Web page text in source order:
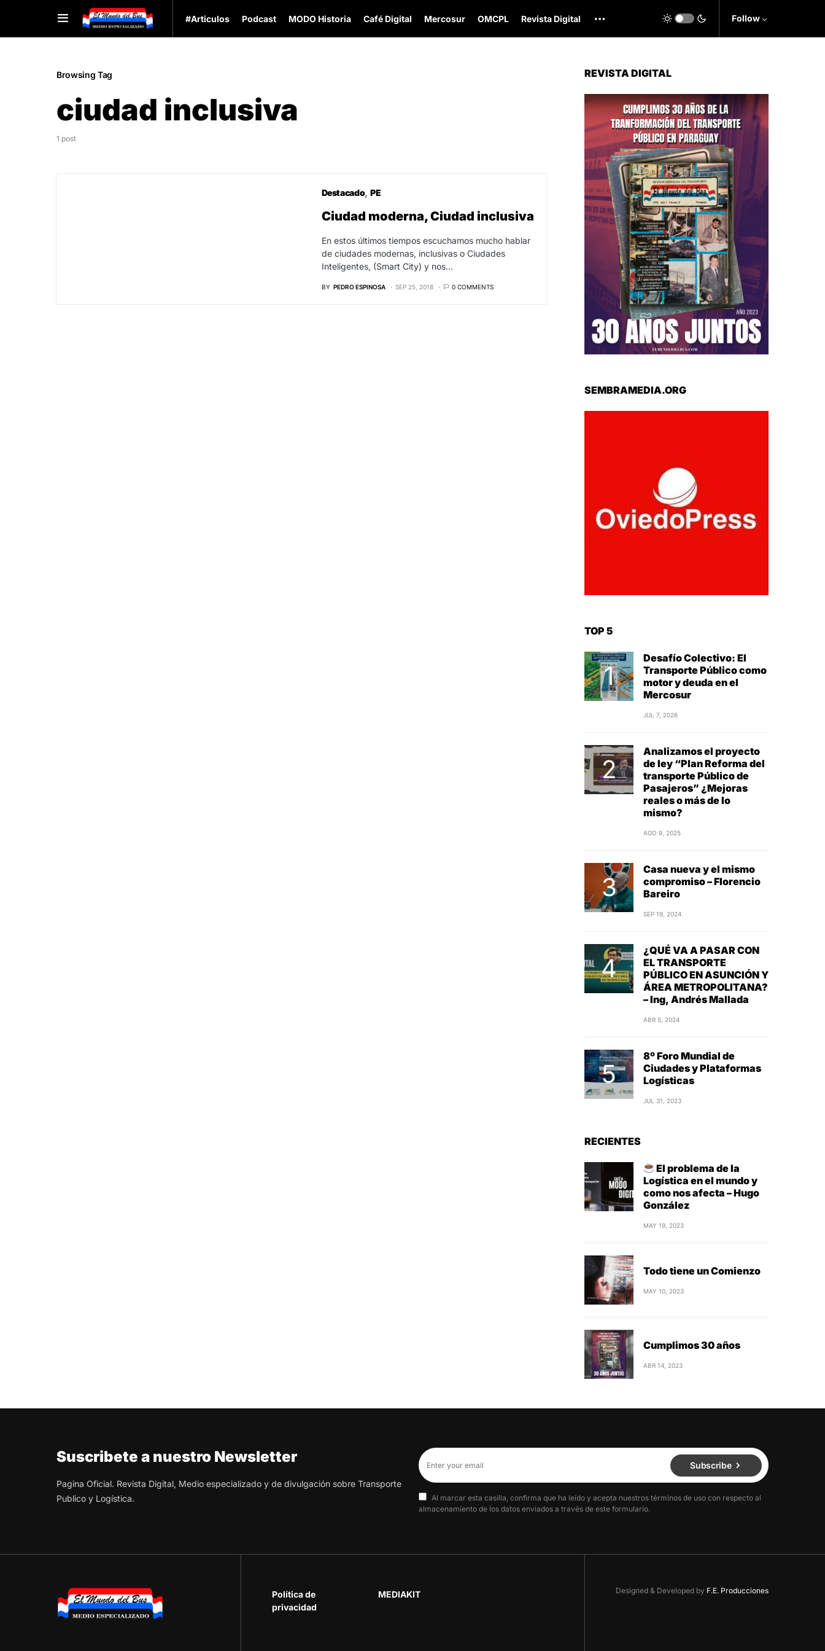
#Articulos Podcast MODO Historia Café Digital Mercosur OMCPL Revista Digital Follow
Browsing Tag
ciudad inclusiva
1 post
Destacado PE
Ciudad moderna, Ciudad inclusiva
En estos últimos tiempos escuchamos mucho hablar
de ciudades modernas, inclusivas o Ciudades
Inteligentes, (Smart City) y nos…
BY PEDRO ESPINOSA SEP 25, 2018 0 COMMENTS
REVISTA DIGITAL
SEMBRAMEDIA.ORG
TOP 5
Desafío Colectivo: El
Transporte Público como
motor y deuda en el
Mercosur
JUL 7, 2026
Analizamos el proyecto
de ley “Plan Reforma del
transporte Público de
Pasajeros” ¿Mejoras
reales o más de lo
mismo?
AGO 9, 2025
Casa nueva y el mismo
compromiso – Florencio
Bareiro
SEP 19, 2024
¿QUÉ VA A PASAR CON
EL TRANSPORTE
PÚBLICO EN ASUNCIÓN Y
ÁREA METROPOLITANA?
– Ing, Andrés Mallada
ABR 5, 2024
8º Foro Mundial de
Ciudades y Plataformas
Logísticas
JUL 31, 2023
RECIENTES
El problema de la
Logística en el mundo y
como nos afecta – Hugo
González
MAY 19, 2023
Todo tiene un Comienzo
MAY 10, 2023
Cumplimos 30 años
ABR 14, 2023
Suscribete a nuestro Newsletter
Pagina Oficial. Revista Digital, Medio especializado y de divulgación sobre Transporte
Publico y Logística.
Subscribe
Al marcar esta casilla, confirma que ha leído y acepta nuestros términos de uso con respecto al
almacenamiento de los datos enviados a través de este formulario.
Política de
privacidad
MEDIAKIT Designed & Developed by F.E. Producciones